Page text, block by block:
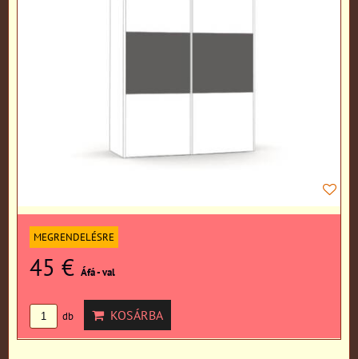
MEGRENDELÉSRE
45 € Áfá - val
db KOSÁRBA